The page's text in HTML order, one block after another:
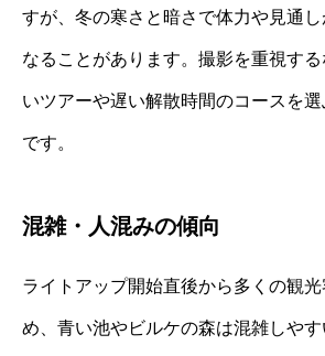
すが、冬の寒さと暗さで体力や見通し
なることがあります。撮影を重視す
いツアーや遅い解散時間のコースを
です。
混雑・人混みの傾向
ライトアップ開始直後から多くの観
め、青い池やビルケの森は混雑しや